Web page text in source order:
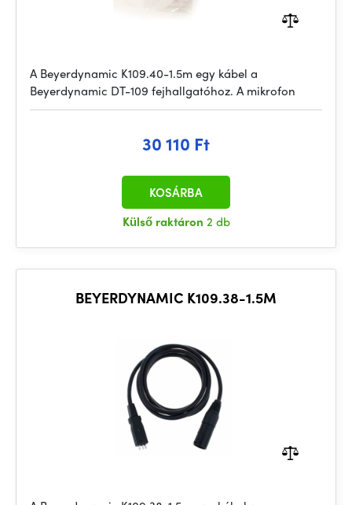
A Beyerdynamic K109.40-1.5m egy kábel a
Beyerdynamic DT-109 fejhallgatóhoz. A mikrofon
30 110 Ft
Külső raktáron 2 db
KOSÁRBA
BEYERDYNAMIC K109.38-1.5M